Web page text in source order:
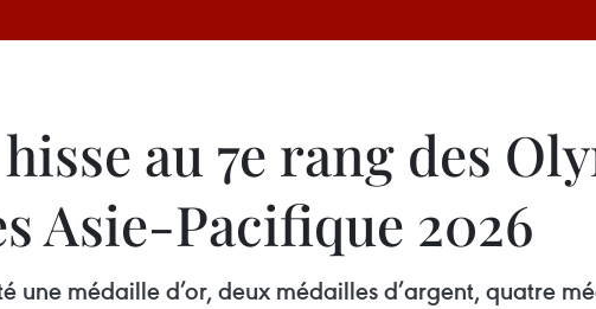
au 7e rang des
Asie-Pacifique 2026
une médaille d’or, deux médailles d’argent, quatre